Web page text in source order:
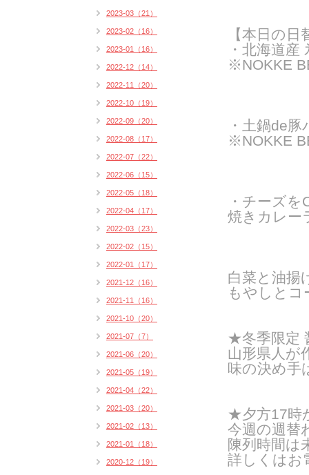
【本日の
・北海道
※NOKKE
・土鍋de
※NOKKE
・チーズを
焼きカレー
白菜と油揚
もやしとコ
★冬季限定
山形県人が
味の決め手
★夕方17時
今週の週替
陳列時間は
詳しくはお
2023-03（21）
2023-02（16）
2023-01（16）
2022-12（14）
2022-11（20）
2022-10（19）
2022-09（20）
2022-08（17）
2022-07（22）
2022-06（15）
2022-05（18）
2022-04（17）
2022-03（23）
2022-02（15）
2022-01（17）
2021-12（16）
2021-11（16）
2021-10（20）
2021-07（7）
2021-06（20）
2021-05（19）
2021-04（22）
2021-03（20）
2021-02（13）
2021-01（18）
2020-12（19）